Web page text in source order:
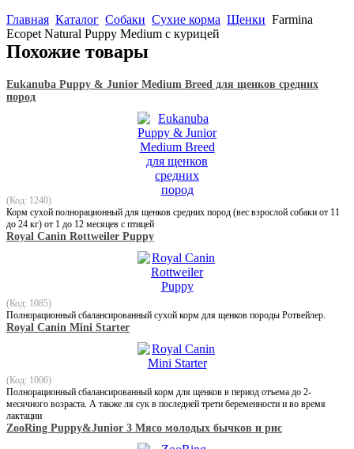
Главная Каталог Собаки Сухие корма Щенки Farmina
Ecopet Natural Puppy Medium с курицей
Похожие товары
Eukanuba Puppy & Junior Medium Breed для щенков средних
пород
(Код: 1240)
Корм сухой полнорационный для щенков средних пород (вес взрослой собаки от 11
до 24 кг) от 1 до 12 месяцев с птицей
Royal Canin Rottweiler Puppy
(Код: 1085)
Полнорационный сбалансированный сухой корм для щенков породы Ротвейлер.
Royal Canin Mini Starter
(Код: 1006)
Полнорационный сбалансированный корм для щенков в период отъема до 2-
месячного возраста. А также ля сук в последней трети беременности и во время
лактации
ZooRing Puppy&Junior 3 Мясо молодых бычков и рис